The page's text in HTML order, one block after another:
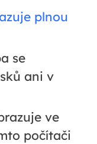
plnou
se
ani v
ve
počítači